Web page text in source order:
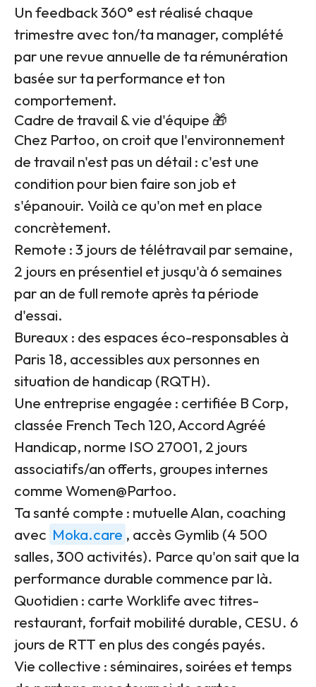
Un feedback 360° est réalisé chaque
trimestre avec ton/ta manager, complété
par une revue annuelle de ta rémunération
basée sur ta performance et ton
comportement.
Cadre de travail & vie d'équipe 🎁
Chez Partoo, on croit que l'environnement
de travail n'est pas un détail : c'est une
condition pour bien faire son job et
s'épanouir. Voilà ce qu'on met en place
concrètement.
Remote : 3 jours de télétravail par semaine,
2 jours en présentiel et jusqu'à 6 semaines
par an de full remote après ta période
d'essai.
Bureaux : des espaces éco-responsables à
Paris 18, accessibles aux personnes en
situation de handicap (RQTH).
Une entreprise engagée : certifiée B Corp,
classée French Tech 120, Accord Agréé
Handicap, norme ISO 27001, 2 jours
associatifs/an offerts, groupes internes
comme Women@Partoo.
Ta santé compte : mutuelle Alan, coaching
avec Moka.care , accès Gymlib (4 500
salles, 300 activités). Parce qu'on sait que la
performance durable commence par là.
Quotidien : carte Worklife avec titres-
restaurant, forfait mobilité durable, CESU. 6
jours de RTT en plus des congés payés.
Vie collective : séminaires, soirées et temps